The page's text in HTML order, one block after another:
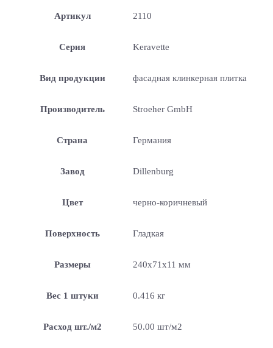
Артикул 2110
Серия Keravette
Вид продукции фасадная клинкерная плитка
Производитель Stroeher GmbH
Страна Германия
Завод Dillenburg
Цвет черно-коричневый
Поверхность Гладкая
Размеры 240x71x11 мм
Вес 1 штуки 0.416 кг
Расход шт./м2 50.00 шт/м2